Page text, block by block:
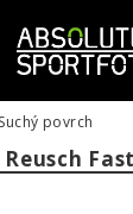
účet
Košík
Suchý povrch